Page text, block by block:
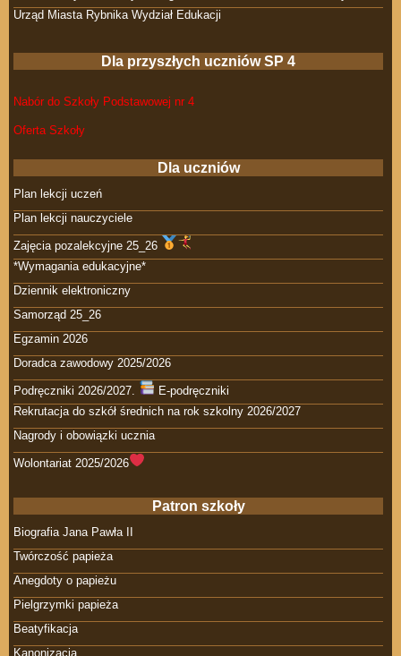
Urząd Miasta Rybnika Wydział Edukacji
Dla przyszłych uczniów SP 4
Nabór do Szkoły Podstawowej nr 4
Oferta Szkoły
Dla uczniów
Plan lekcji uczeń
Plan lekcji nauczyciele
Zajęcia pozalekcyjne 25_26
*Wymagania edukacyjne*
Dziennik elektroniczny
Samorząd 25_26
Egzamin 2026
Doradca zawodowy 2025/2026
Podręczniki 2026/2027.
E-podręczniki
Rekrutacja do szkół średnich na rok szkolny 2026/2027
Nagrody i obowiązki ucznia
Wolontariat 2025/2026
Patron szkoły
Biografia Jana Pawła II
Twórczość papieża
Anegdoty o papieżu
Pielgrzymki papieża
Beatyfikacja
Kanonizacja